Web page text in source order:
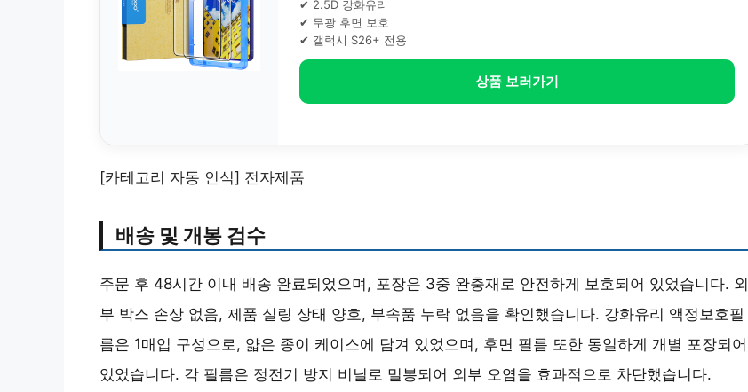
✔ 2.5D 강화유리
✔ 무광 후면 보호
✔ 갤럭시 S26+ 전용
상품 보러가기
[카테고리 자동 인식] 전자제품
배송 및 개봉 검수
주문 후 48시간 이내 배송 완료되었으며, 포장은 3중 완충재로 안전하게 보호되어 있었습니다. 외
부 박스 손상 없음, 제품 실링 상태 양호, 부속품 누락 없음을 확인했습니다. 강화유리 액정보호필
름은 1매입 구성으로, 얇은 종이 케이스에 담겨 있었으며, 후면 필름 또한 동일하게 개별 포장되어
있었습니다. 각 필름은 정전기 방지 비닐로 밀봉되어 외부 오염을 효과적으로 차단했습니다.